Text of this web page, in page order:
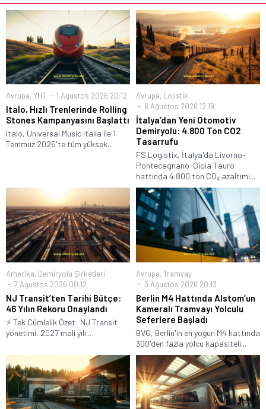
Avrupa, YHT 1 Ağustos 2026 20:12
Italo, Hızlı Trenlerinde Rolling
Stones Kampanyasını Başlattı
Italo, Universal Music Italia ile 1
Temmuz 2025'te tüm yüksek...
Avrupa, Lojistik
6 Ağustos 2026 12:19
İtalya’dan Yeni Otomotiv
Demiryolu: 4.800 Ton CO2
Tasarrufu
FS Logistix, İtalya'da Livorno-
Pontecagnano-Gioia Tauro
hattında 4.800 ton CO₂ azaltımı...
Amerika, Demiryolu Şirketleri
7 Ağustos 2026 00:12
NJ Transit’ten Tarihi Bütçe:
46 Yılın Rekoru Onaylandı
⚡ Tek Cümlelik Özet: NJ Transit
yönetimi, 2027 mali yılı...
Avrupa, Tramvay
3 Ağustos 2026 20:13
Berlin M4 Hattında Alstom’un
Kameralı Tramvayı Yolculu
Seferlere Başladı
BVG, Berlin'in en yoğun M4 hattında
300'den fazla yolcu kapasiteli...